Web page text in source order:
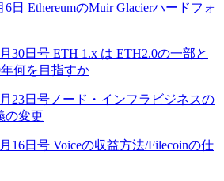
6日 EthereumのMuir Glacierハードフォ
30日号 ETH 1.x は ETH2.0の一部と
何を目指すか
月23日号ノード・インフラビジネスの
の変更
16日号 Voiceの収益方法/Filecoinの仕